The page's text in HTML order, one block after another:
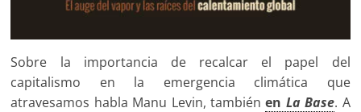
Sobre la importancia de recalcar el papel del
capitalismo en la emergencia climática que
atravesamos habla Manu Levin, tambiénen La Base. A